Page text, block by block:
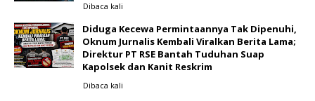
Dibaca kali
Diduga Kecewa Permintaannya Tak Dipenuhi,
Oknum Jurnalis Kembali Viralkan Berita Lama;
Direktur PT RSE Bantah Tuduhan Suap
Kapolsek dan Kanit Reskrim
Dibaca kali